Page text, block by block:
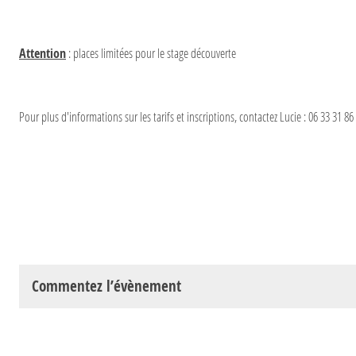
Attention: places limitées pour le stage découverte
Pour plus d'informations sur les tarifs et inscriptions, contactez Lucie : 06 33 31
Commentez l’évènement